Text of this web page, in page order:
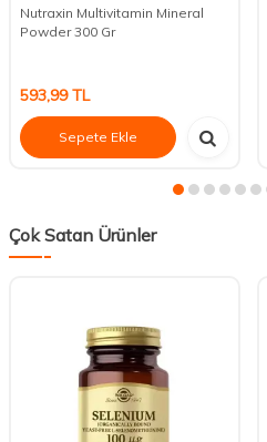
Nutraxin Multivitamin Mineral
Powder 300 Gr
593,99TL
Sepete Ekle
Çok Satan Ürünler